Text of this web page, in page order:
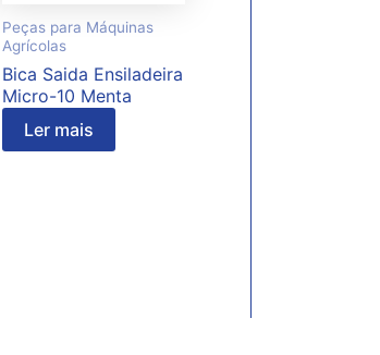
Peças para Máquinas
Agrícolas
Bica Saida Ensiladeira
Micro-10 Menta
Ler mais